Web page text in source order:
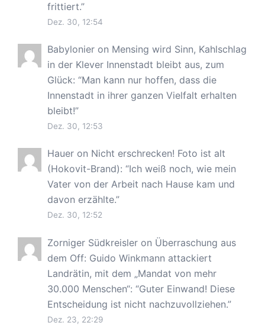
frittiert.”
Dez. 30, 12:54
Babylonier on Mensing wird Sinn, Kahlschlag
in der Klever Innenstadt bleibt aus, zum
Glück: “Man kann nur hoffen, dass die
Innenstadt in ihrer ganzen Vielfalt erhalten
bleibt!”
Dez. 30, 12:53
Hauer on Nicht erschrecken! Foto ist alt
(Hokovit-Brand): “Ich weiß noch, wie mein
Vater von der Arbeit nach Hause kam und
davon erzählte.”
Dez. 30, 12:52
Zorniger Südkreisler on Überraschung aus
dem Off: Guido Winkmann attackiert
Landrätin, mit dem „Mandat von mehr
30.000 Menschen“: “Guter Einwand! Diese
Entscheidung ist nicht nachzuvollziehen.”
Dez. 23, 22:29